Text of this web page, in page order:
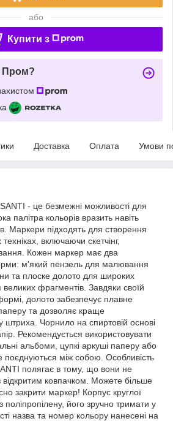
або
Купити з
Пром?
Доставка Оплата Умови
- це безмежні можливості для
палітра кольорів вразить навіть
Маркери підходять для створення
техніках, включаючи скетчінг,
Кожен маркер має два
м'який пензель для малювання
та плоске долото для широких
фрагментів. Завдяки своїй
долото забезпечує плавне
та дозволяє краще
штриха. Чорнило на спиртовій основі
Рекомендується використовувати
альбоми, цупкі аркуші паперу або
поєднуються між собою. Особливість
полягає в тому, що вони не
ковпачком. Можете більше
закрити маркер! Корпус круглої
його зручно тримати у
назва та номер кольору нанесені на